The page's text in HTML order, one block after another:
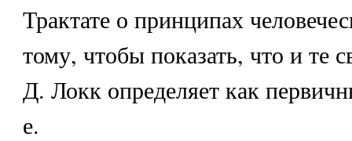
Трактате о принципах
тому, чтобы показать, что и те
Д. Локк определяет как
е.